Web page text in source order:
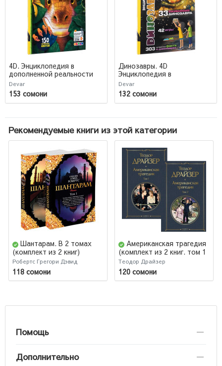
4D. Энциклопедия в
дополненной реальности
WOW! Динозавры
Devar
153 сомони
Динозавры. 4D
Энциклопедия в
дополненной реальности
Devar
132 сомони
Рекомендуемые книги из этой категории
Шантарам. В 2 томах
(комплект из 2 книг)
Робертс Грегори Дэвид
118 сомони
Американская трагедия
(комплект из 2 книг. том 1
и том 2)
Теодор Драйзер
120 сомони
Помощь
Дополнительно